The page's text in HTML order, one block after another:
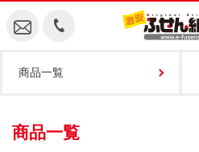
商品一覧
商品一覧